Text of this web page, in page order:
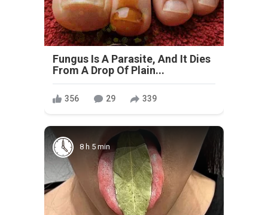
Fungus Is A Parasite, And It Dies
From A Drop Of Plain...
356 29 339
8 h 5 min